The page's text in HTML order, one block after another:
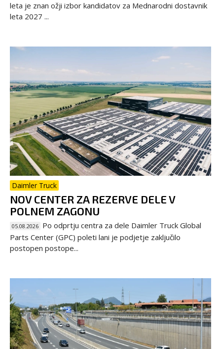
leta je znan ožji izbor kandidatov za Mednarodni dostavnik
leta 2027 ...
Daimler Truck
NOV CENTER ZA REZERVE DELE V
POLNEM ZAGONU
05.08.2026 Po odprtju centra za dele Daimler Truck Global
Parts Center (GPC) poleti lani je podjetje zaključilo
postopen postope...